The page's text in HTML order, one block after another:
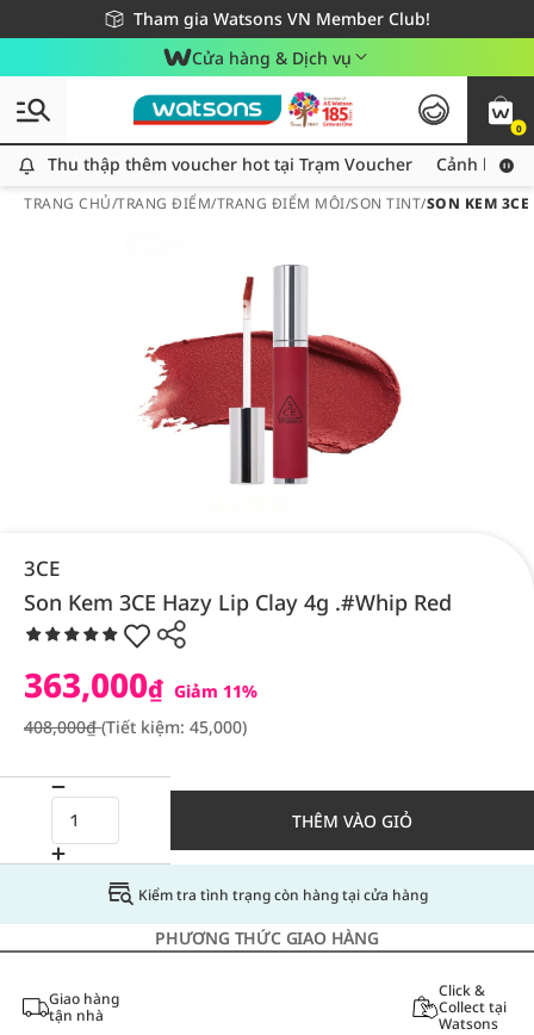
Tham gia Watsons VN Member Club!
Miễn phí giao hàng cho đơn hàng từ 249,000Đ
Giao hàng nhanh 24h - Áp dụng khu vực TP. Hồ Chí Minh
Cửa hàng & Dịch vụ
0
Thu thập thêm voucher hot tại Trạm Voucher
Thu thập thêm voucher hot tại Trạm Voucher Cảnh báo
TRANG CHỦ/TRANG ĐIỂM/TRANG ĐIỂM MÔI/SON TINT/SON KEM
3CE
Son Kem 3CE Hazy Lip Clay 4g .#Whip Red
363,000₫ Giảm 11%
408,000₫(Tiết kiệm: 45,000)
THÊM VÀO GIỎ
Kiểm tra tình trạng còn hàng tại cửa hàng
PHƯƠNG THỨC GIAO HÀNG
Giao hàng
tận nhà
Click &
Collect tại
Watsons